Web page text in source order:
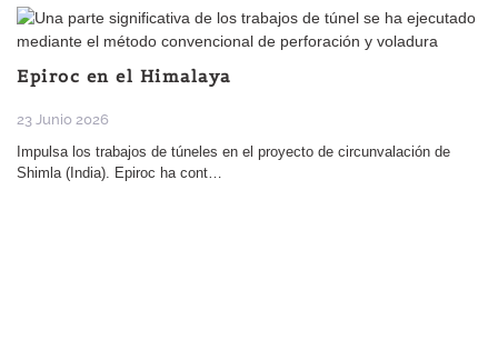
Epiroc en el Himalaya
23 Junio 2026
Impulsa los trabajos de túneles en el proyecto de circunvalación de
Shimla (India). Epiroc ha cont…